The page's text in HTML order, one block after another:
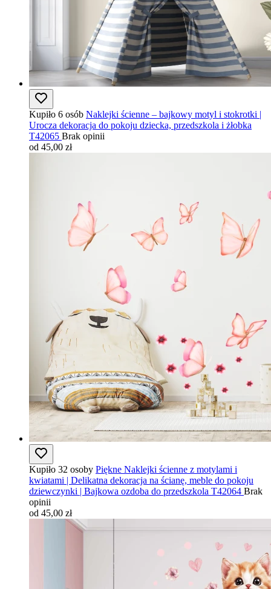
Kupiło 6 osób Naklejki ścienne – bajkowy motyl i stokrotki |
Urocza dekoracja do pokoju dziecka, przedszkola i żłobka
T42065 Brak opinii
od 45,00 zł
Kupiło 32 osoby Piękne Naklejki ścienne z motylami i
kwiatami | Delikatna dekoracja na ścianę, meble do pokoju
dziewczynki | Bajkowa ozdoba do przedszkola T42064 Brak
opinii
od 45,00 zł